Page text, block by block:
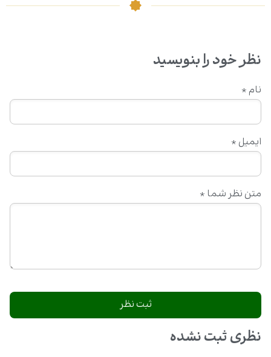
نظر خود را بنویسید
متن نظر شما *
نام *
ایمیل *
نظری ثبت نشده